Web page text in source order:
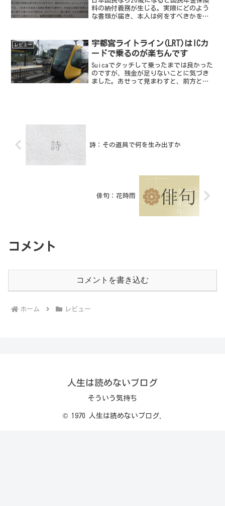
料の納付義務が生じる。実際にどのよう
な書類が届き、本人は何をすべきかを紹
レビュー
宇都宮ライトライン(LRT)はICカ
ードで乗るのが楽ちんです
Suicaでタッチして乗ったまでは良かった
のですが、残金が足りないことに気づき
ました。あせって見まわすと、前方と後
詩：その道具で何を生み出すか
俳句：花時雨
コメント
コメントを書き込む
ホーム レビュー
人生は読めないブログ
そういう気持ち
© 1970 人生は読めないブログ.